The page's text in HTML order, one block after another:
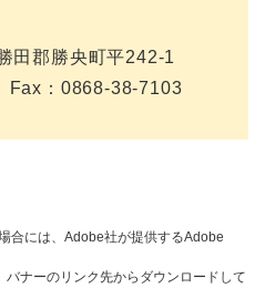
田郡勝央町平242-1
Fax：0868-38-7103
合には、Adobe社が提供するAdobe
ナーのリンク先からダウンロードして